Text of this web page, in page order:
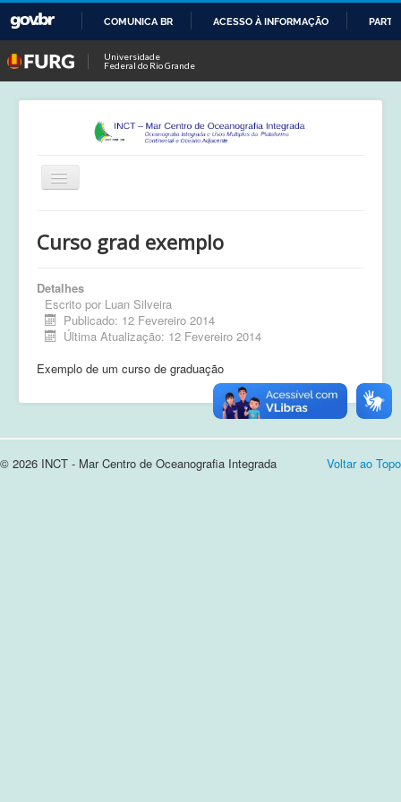
O
CONTEÚDO
COMUNICA BR ACESSO À INFORMAÇÃO
Universidade
Federal do Rio Grande
Alternar
Navegação
Publicações
Calendário
Equipe
Boletim
Login
Curso grad exemplo
Detalhes
Escrito por Luan Silveira
Publicado: 12 Fevereiro 2014
Última Atualização: 12 Fevereiro 2014
Exemplo de um curso de graduação
Voltar ao Topo
© 2026 INCT - Mar Centro de Oceanografia Integrada